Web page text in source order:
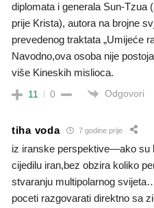
diplomata i generala Sun-Tzua
prije Krista), autora na brojne
prevedenog traktata „Umijeće
Navodno,ova osoba nije
više Kineskih mislioca.
11 0 Odgovori
tiha voda 7 godine prije
iz iranske perspektive—ako su
cijedilu iran,bez obzira koliko
stvaranju multipolarnog
poceti razgovarati direktno sa